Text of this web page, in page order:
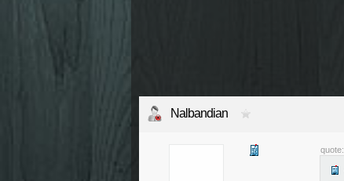
Nalbandian
quote: